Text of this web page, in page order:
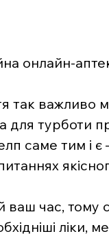
онлайн-
так важливо
для турботи
саме тим і
ваш час, тому
ліки,